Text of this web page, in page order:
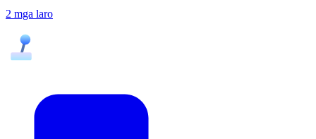
2 mga laro